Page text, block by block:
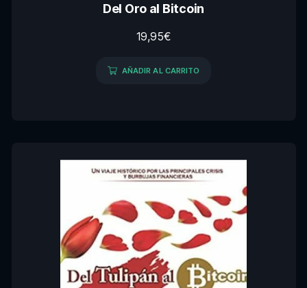
Del Oro al Bitcoin
19,95€
AÑADIR AL CARRITO